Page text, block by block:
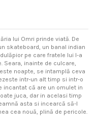
lui Omri prinde viată. De
skateboard, un banal indian
pe care fratele lui l-a
Seara, inainte de culcare,
noapte, se intamplă ceva
intr-un alt timp si intr-o
incantat că are un omulet in
juca, dar in acelasi timp
asta si incearcă să-l
cea nouă, plină de pericole.